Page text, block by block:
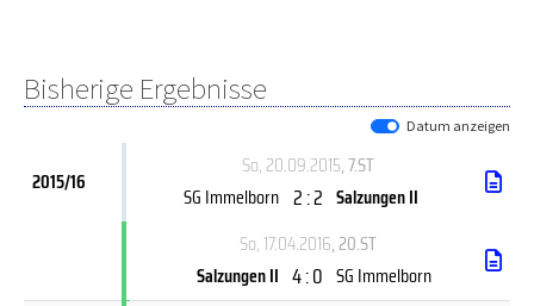
Bisherige Ergebnisse
Datum anzeigen
2015/16
So, 20.09.2015, 7.ST
SG Immelborn 2 : 2 Salzungen II
So, 17.04.2016, 20.ST
Salzungen II 4 : 0 SG Immelborn